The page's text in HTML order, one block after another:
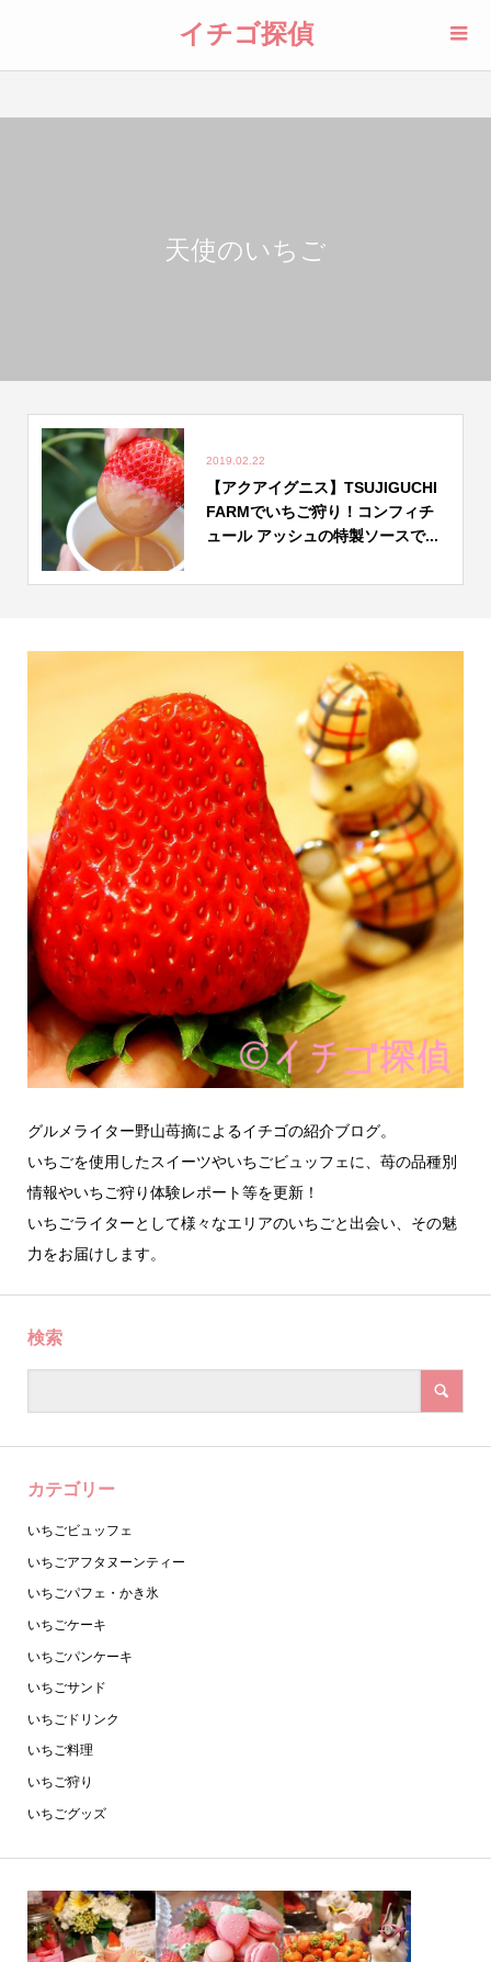
イチゴ探偵
天使のいちご
2019.02.22
【アクアイグニス】TSUJIGUCHI
FARMでいちご狩り！コンフィチ
ュール アッシュの特製ソースで...
グルメライター野山苺摘によるイチゴの紹介ブログ。
いちごを使用したスイーツやいちごビュッフェに、苺の品種別
情報やいちご狩り体験レポート等を更新！
いちごライターとして様々なエリアのいちごと出会い、その魅
力をお届けします。
検索
カテゴリー
いちごビュッフェ
いちごアフタヌーンティー
いちごパフェ・かき氷
いちごケーキ
いちごパンケーキ
いちごサンド
いちごドリンク
いちご料理
いちご狩り
いちごグッズ